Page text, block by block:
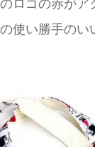
使い勝手のい